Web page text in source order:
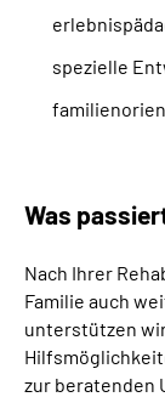
spezielle
Was
Nach Ihrer
Familie auch
unterstützen
zur beratenden